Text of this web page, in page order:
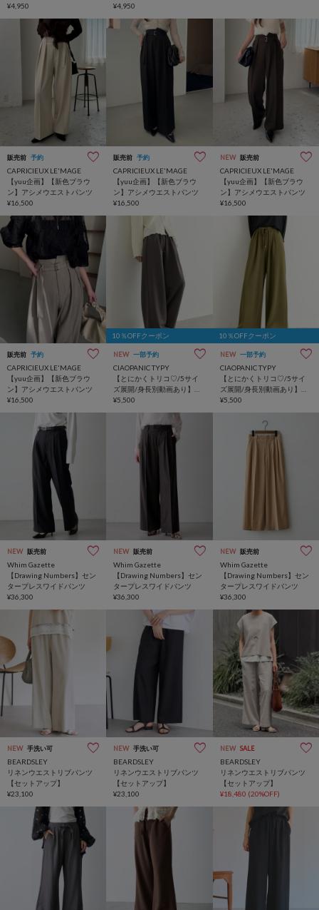
¥4,950 ¥4,950
販売前 予約
CAPRICIEUX LE'MAGE
【yuu企画】【新色ブラウ
ン】アシメウエストパンツ
¥16,500
販売前 予約
CAPRICIEUX LE'MAGE
【yuu企画】【新色ブラウ
ン】アシメウエストパンツ
¥16,500
NEW 販売前
CAPRICIEUX LE'MAGE
【yuu企画】【新色ブラウ
ン】アシメウエストパンツ
¥16,500
販売前 予約
CAPRICIEUX LE'MAGE
【yuu企画】【新色ブラウ
ン】アシメウエストパンツ
¥16,500
10％OFFクーポン
NEW 一部予約
CIAOPANIC TYPY
【とにかくトリコ♡/5サイ
ズ展開/身長別動画あり】と
ろみイージーパンツ
¥5,500
10％OFFクーポン
NEW 一部予約
CIAOPANIC TYPY
【とにかくトリコ♡/5サイ
ズ展開/身長別動画あり】と
ろみイージーパンツ
¥5,500
NEW 販売前
Whim Gazette
【Drawing Numbers】セン
タープレスワイドパンツ
¥36,300
NEW 販売前
Whim Gazette
【Drawing Numbers】セン
タープレスワイドパンツ
¥36,300
NEW 販売前
Whim Gazette
【Drawing Numbers】セン
タープレスワイドパンツ
¥36,300
NEW 手洗い可
BEARDSLEY
リネンウエストリブパンツ
【セットアップ】
¥23,100
NEW 手洗い可
BEARDSLEY
リネンウエストリブパンツ
【セットアップ】
¥23,100
NEW SALE
BEARDSLEY
リネンウエストリブパンツ
【セットアップ】
¥18,480 (20%OFF)